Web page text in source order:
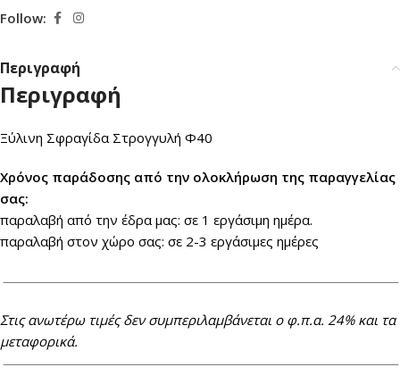
Follow:
Περιγραφή
Περιγραφή
Ξύλινη Σφραγίδα Στρογγυλή Φ40
Xρόνος παράδοσης από την ολοκλήρωση της παραγγελίας
σας:
παραλαβή από την έδρα μας: σε 1 εργάσιμη ημέρα.
παραλαβή στον χώρο σας: σε 2-3 εργάσιμες ημέρες
Στις ανωτέρω τιμές δεν συμπεριλαμβάνεται ο φ.π.α. 24% και τα
μεταφορικά.